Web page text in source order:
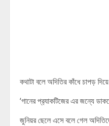
কথাটা বলে অদিতির কাঁধে চাপড়
‘গানের প্র‍্যাকটিজের এর জন্যে
জুনিয়র ছেলে এসে বলে গেল